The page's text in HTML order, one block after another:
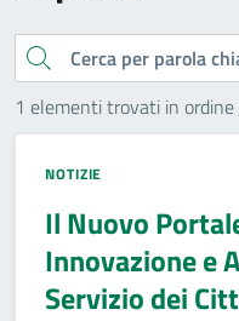
Cerca
1 elementi trovati in
NOTIZIE
Il Nuovo
Innovazione e
Servizio dei